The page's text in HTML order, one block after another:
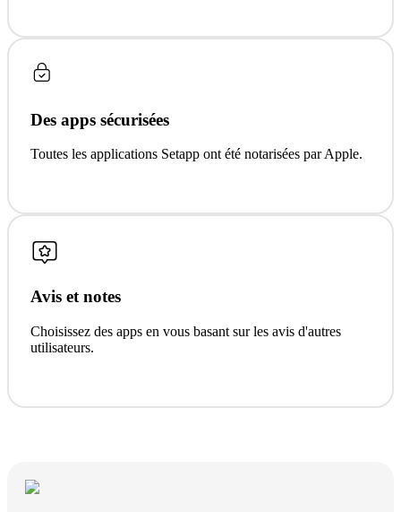
Des apps sécurisées
Toutes les applications Setapp ont été notarisées par Apple.
Avis et notes
Choisissez des apps en vous basant sur les avis d'autres
utilisateurs.